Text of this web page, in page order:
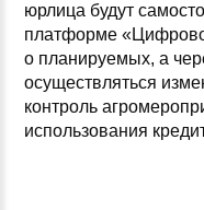
юрлица будут
платформе
о планируемых, а
осуществляться
контроль
использования